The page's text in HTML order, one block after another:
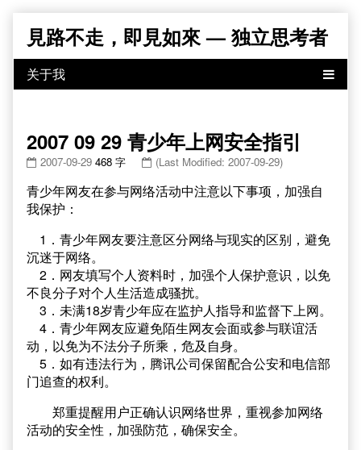
content
見路不走，即見如來 — 独立思考者
2007 09 29 青少年上网安全指引
2007-09-29 468 字 (Last Modified: 2007-09-29)
青少年网友在参与网络活动中注意以下事项，加强自
我保护：
1．青少年网友要注意区分网络与现实的区别，避免
沉迷于网络。
2．网友填写个人资料时，加强个人保护意识，以免
不良分子对个人生活造成骚扰。
3．未满18岁青少年应在监护人指导和监督下上网。
4．青少年网友应避免陌生网友会面或参与联谊活
动，以免为不法分子所乘，危及自身。
5．如有违法行为，腾讯公司保留配合公安和电信部
门追查的权利。
郑重提醒用户正确认识网络世界，重视参加网络
活动的安全性，加强防范，确保安全。